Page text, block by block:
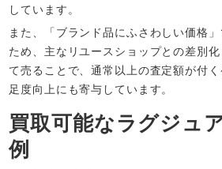
しています。​
また、「ブランド品にふさわしい価格
ため、主なリユースショップとの差別
て売ることで、通常以上の査定額が付
足度向上にも寄与しています。​
買取可能なラグジュ
例